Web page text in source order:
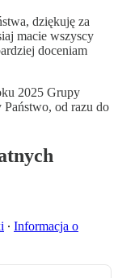
dziękuję za
macie wszyscy
doceniam
2025 Grupy
od razu do
∙ Informacja o